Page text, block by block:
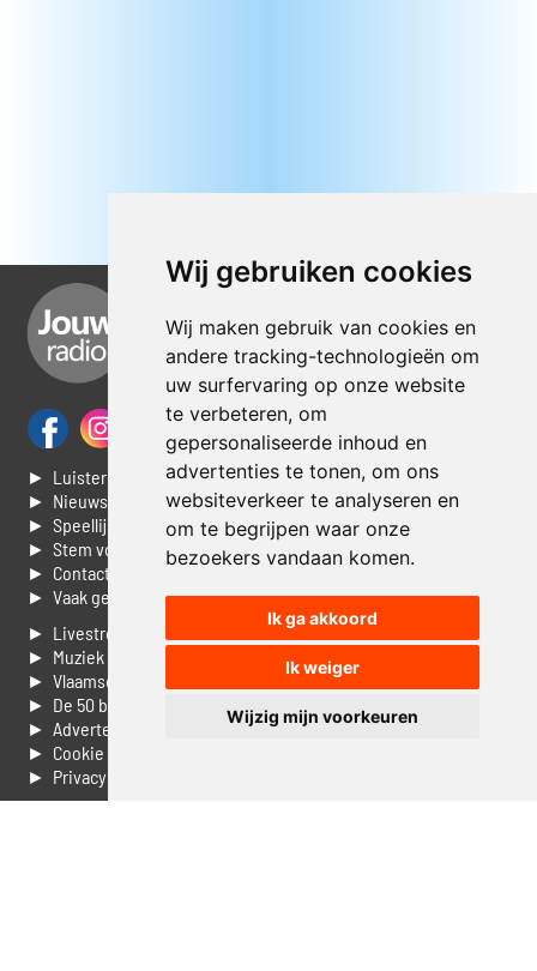
Wij gebruiken cookies
Wij maken gebruik van cookies en
andere tracking-technologieën om
uw surfervaring op onze website
te verbeteren, om
gepersonaliseerde inhoud en
advertenties te tonen, om ons
websiteverkeer te analyseren en
om te begrijpen waar onze
bezoekers vandaan komen.
Ik ga akkoord
Ik weiger
Wijzig mijn voorkeuren
► Luisteren naar Jouwradio
► Nieuws
► Speellijst
► Stem voor de Dag top 3
► Contacteer ons
► Vaak gestelde vragen
► Livestream informatie
► Muziek opzoeken
► Vlaamse 100 Aller tijden
► De 50 beste van...
► Adverteren op Jouwradio
► Cookie voorkeuren wijzigen
► Privacyinformatie